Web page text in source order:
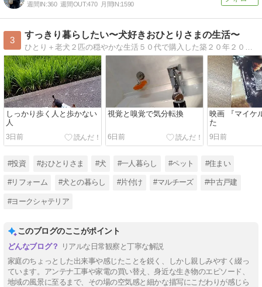
週間IN:360 週間OUT:470 月間IN:1590
3
すっきり暮らしたい〜犬好きおひとりさまの生活〜
ひとり＋老犬２匹の穏やかな生活５０代で購入した築２０年２０坪の小さな家のこと、日々の暮らしのことを綴ります。
しっかり歩く人と歩かない
人
3日前
視覚と嗅覚で気分転換
6日前
映画 『マイケ
た
9日前
#投資 #おひとりさま #犬 #一人暮らし #ペット #住まい
#リフォーム #犬との暮らし #片付け #マルチーズ #中古戸建
#ヨークシャテリア
このブログのここがポイント
リアルな日常観察と丁寧な解説
家庭のちょっとした出来事や感じたことを鋭く、しかし親しみやすく綴っ
ています。アンテナ工事や家電の買い替え、身近な生き物のエピソード、
地域の風景に至るまで、その場の空気感と細かな描写にこだわりが感じら